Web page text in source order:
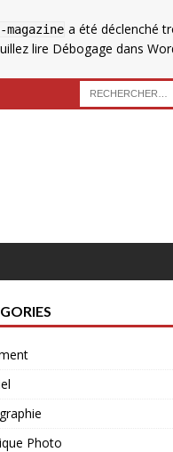
magazine a été déclenché
lire Débogage dans
Photo